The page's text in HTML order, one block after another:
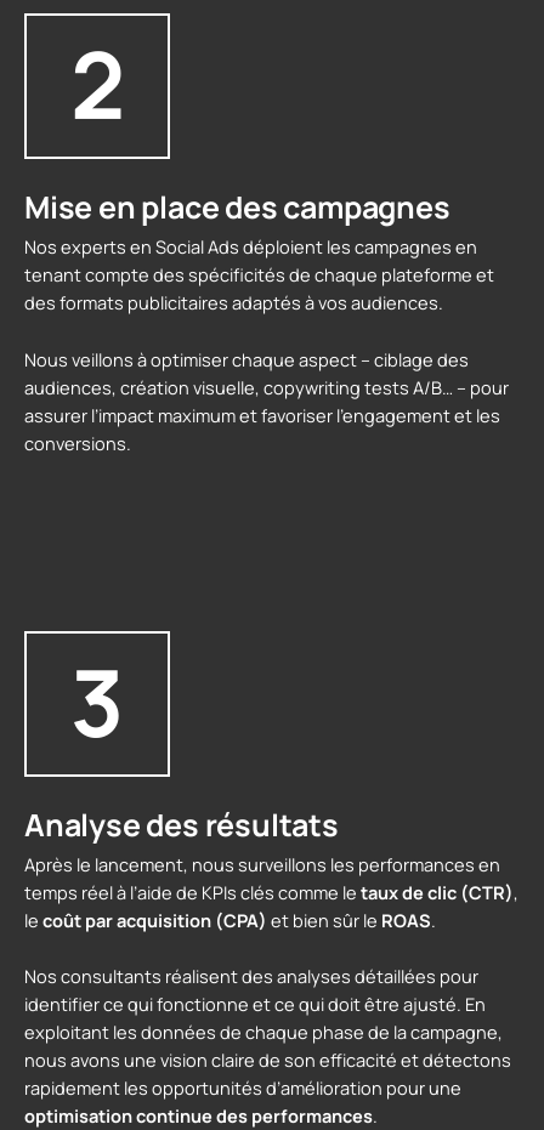
2
Mise en place des campagnes
Nos experts en Social Ads déploient les campagnes en
tenant compte des spécificités de chaque plateforme et
des formats publicitaires adaptés à vos audiences.
Nous veillons à optimiser chaque aspect – ciblage des
audiences, création visuelle, copywriting tests A/B… – pour
assurer l’impact maximum et favoriser l’engagement et les
conversions.
3
Analyse des résultats
Après le lancement, nous surveillons les performances en
temps réel à l’aide de KPIs clés comme le taux de clic (CTR),
le coût par acquisition (CPA) et bien sûr le ROAS.
Nos consultants réalisent des analyses détaillées pour
identifier ce qui fonctionne et ce qui doit être ajusté. En
exploitant les données de chaque phase de la campagne,
nous avons une vision claire de son efficacité et détectons
rapidement les opportunités d’amélioration pour une
optimisation continue des performances.